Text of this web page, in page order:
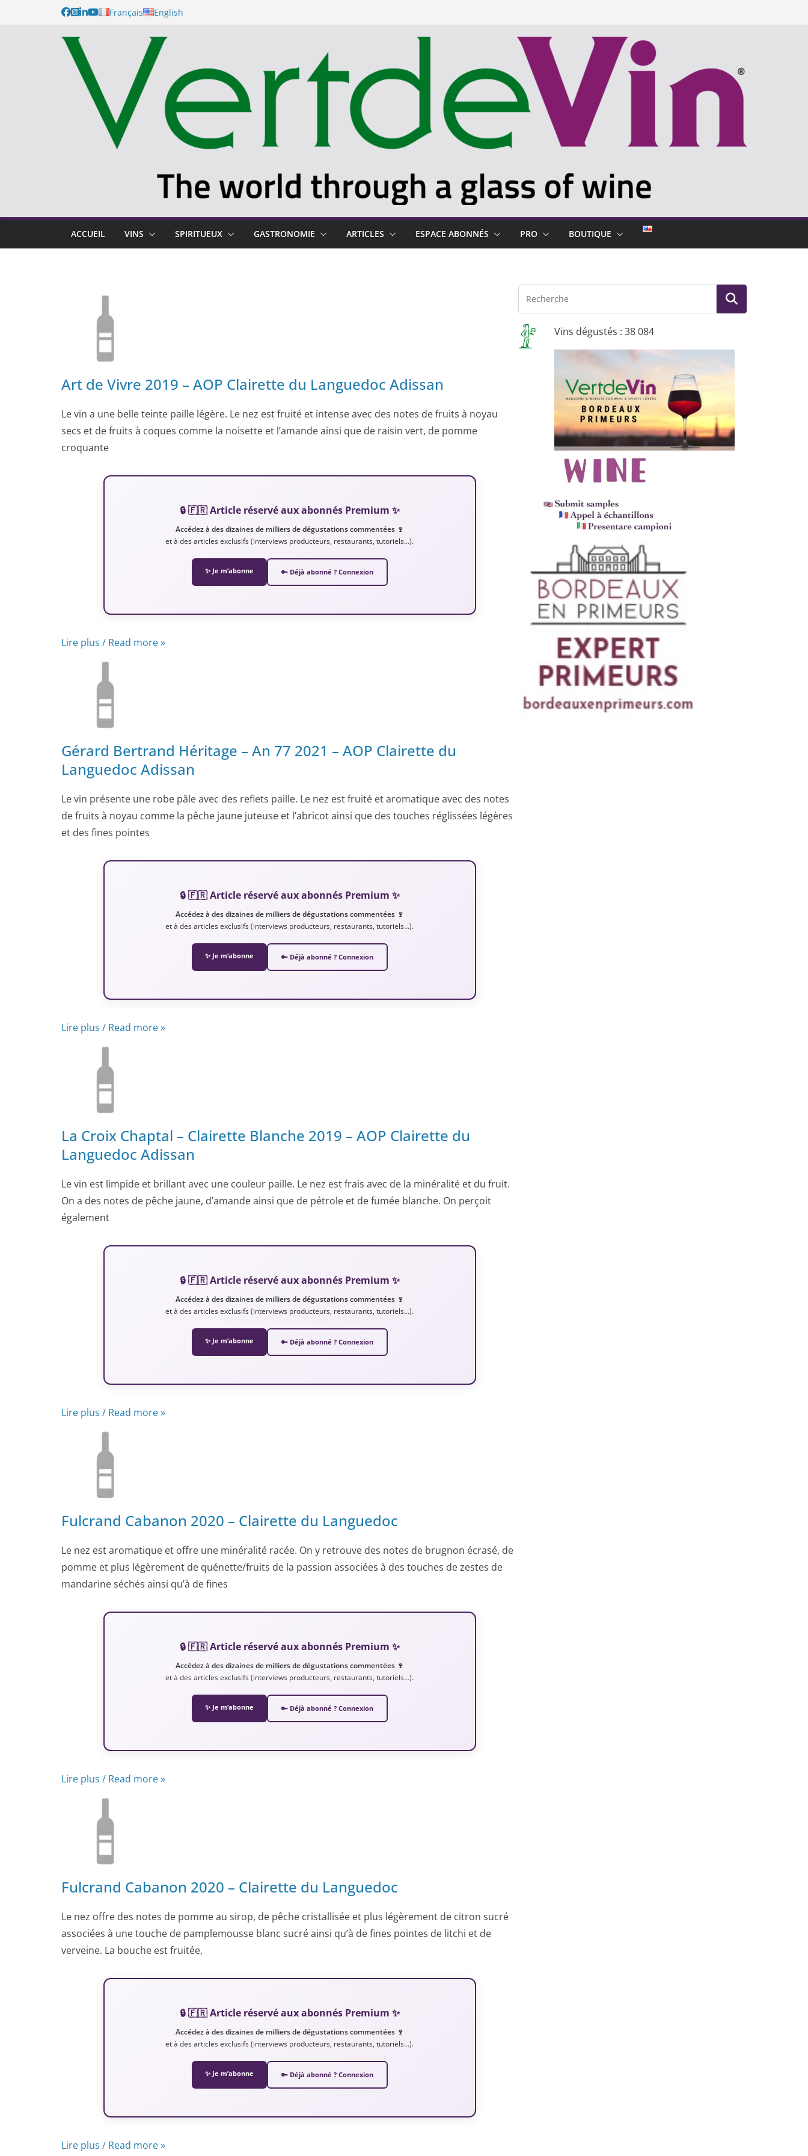
Français English
ACCUEIL VINS SPIRITUEUX GASTRONOMIE ARTICLES ESPACE ABONNÉS PRO BOUTIQUE
Art de Vivre 2019 – AOP Clairette du Languedoc Adissan
Le vin a une belle teinte paille légère. Le nez est fruité et intense avec des notes de fruits à noyau
secs et de fruits à coques comme la noisette et l’amande ainsi que de raisin vert, de pomme
croquante
🔒 🇫🇷 Article réservé aux abonnés Premium ✨
Accédez à des dizaines de milliers de dégustations commentées 🍷
et à des articles exclusifs (interviews producteurs, restaurants, tutoriels…).
✨ Je m’abonne 🔑 Déjà abonné ? Connexion
Lire plus / Read more »
Gérard Bertrand Héritage – An 77 2021 – AOP Clairette du
Languedoc Adissan
Le vin présente une robe pâle avec des reflets paille. Le nez est fruité et aromatique avec des notes
de fruits à noyau comme la pêche jaune juteuse et l’abricot ainsi que des touches réglissées légères
et des fines pointes
🔒 🇫🇷 Article réservé aux abonnés Premium ✨
Accédez à des dizaines de milliers de dégustations commentées 🍷
et à des articles exclusifs (interviews producteurs, restaurants, tutoriels…).
✨ Je m’abonne 🔑 Déjà abonné ? Connexion
Lire plus / Read more »
La Croix Chaptal – Clairette Blanche 2019 – AOP Clairette du
Languedoc Adissan
Le vin est limpide et brillant avec une couleur paille. Le nez est frais avec de la minéralité et du fruit.
On a des notes de pêche jaune, d’amande ainsi que de pétrole et de fumée blanche. On perçoit
également
🔒 🇫🇷 Article réservé aux abonnés Premium ✨
Accédez à des dizaines de milliers de dégustations commentées 🍷
et à des articles exclusifs (interviews producteurs, restaurants, tutoriels…).
✨ Je m’abonne 🔑 Déjà abonné ? Connexion
Lire plus / Read more »
Fulcrand Cabanon 2020 – Clairette du Languedoc
Le nez est aromatique et offre une minéralité racée. On y retrouve des notes de brugnon écrasé, de
pomme et plus légèrement de quénette/fruits de la passion associées à des touches de zestes de
mandarine séchés ainsi qu’à de fines
🔒 🇫🇷 Article réservé aux abonnés Premium ✨
Accédez à des dizaines de milliers de dégustations commentées 🍷
et à des articles exclusifs (interviews producteurs, restaurants, tutoriels…).
✨ Je m’abonne 🔑 Déjà abonné ? Connexion
Lire plus / Read more »
Fulcrand Cabanon 2020 – Clairette du Languedoc
Le nez offre des notes de pomme au sirop, de pêche cristallisée et plus légèrement de citron sucré
associées à une touche de pamplemousse blanc sucré ainsi qu’à de fines pointes de litchi et de
verveine. La bouche est fruitée,
🔒 🇫🇷 Article réservé aux abonnés Premium ✨
Accédez à des dizaines de milliers de dégustations commentées 🍷
et à des articles exclusifs (interviews producteurs, restaurants, tutoriels…).
✨ Je m’abonne 🔑 Déjà abonné ? Connexion
Lire plus / Read more »
Vins dégustés : 38 084